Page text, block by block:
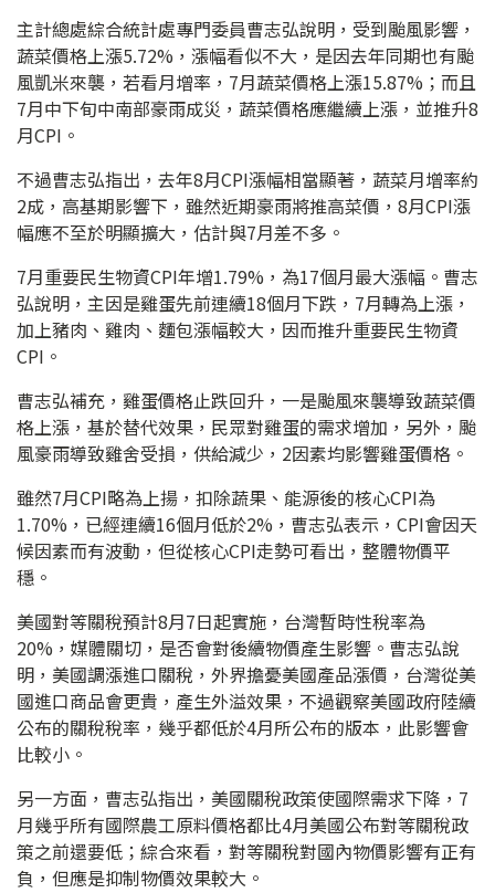
主計總處綜合統計處專門委員曹志弘說明，受到颱風影響，
蔬菜價格上漲5.72%，漲幅看似不大，是因去年同期也有颱
風凱米來襲，若看月增率，7月蔬菜價格上漲15.87%；而且
7月中下旬中南部豪雨成災，蔬菜價格應繼續上漲，並推升8
月CPI。
不過曹志弘指出，去年8月CPI漲幅相當顯著，蔬菜月增率約
2成，高基期影響下，雖然近期豪雨將推高菜價，8月CPI漲
幅應不至於明顯擴大，估計與7月差不多。
7月重要民生物資CPI年增1.79%，為17個月最大漲幅。曹志
弘說明，主因是雞蛋先前連續18個月下跌，7月轉為上漲，
加上豬肉、雞肉、麵包漲幅較大，因而推升重要民生物資
CPI。
曹志弘補充，雞蛋價格止跌回升，一是颱風來襲導致蔬菜價
格上漲，基於替代效果，民眾對雞蛋的需求增加，另外，颱
風豪雨導致雞舍受損，供給減少，2因素均影響雞蛋價格。
雖然7月CPI略為上揚，扣除蔬果、能源後的核心CPI為
1.70%，已經連續16個月低於2%，曹志弘表示，CPI會因天
候因素而有波動，但從核心CPI走勢可看出，整體物價平
穩。
美國對等關稅預計8月7日起實施，台灣暫時性稅率為
20%，媒體關切，是否會對後續物價產生影響。曹志弘說
明，美國調漲進口關稅，外界擔憂美國產品漲價，台灣從美
國進口商品會更貴，產生外溢效果，不過觀察美國政府陸續
公布的關稅稅率，幾乎都低於4月所公布的版本，此影響會
比較小。
另一方面，曹志弘指出，美國關稅政策使國際需求下降，7
月幾乎所有國際農工原料價格都比4月美國公布對等關稅政
策之前還要低；綜合來看，對等關稅對國內物價影響有正有
負，但應是抑制物價效果較大。